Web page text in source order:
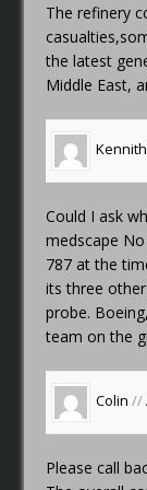
The refinery
the latest
Middle East,
Kennith
Could I ask
medscape
787 at the
its three
probe.
team on the
Colin //
Please call